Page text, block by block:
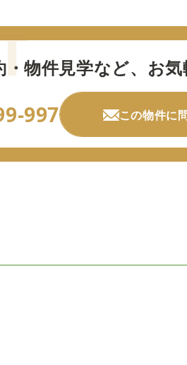
物件見学など、 お
997 この物件に